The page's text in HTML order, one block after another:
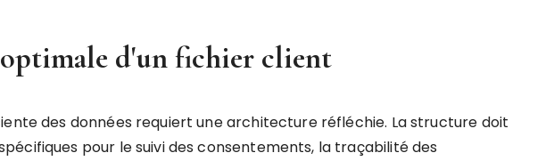
d'un fichier client
des données requiert une architecture réfléchie. La structure doit
pour le suivi des consentements, la traçabilité des